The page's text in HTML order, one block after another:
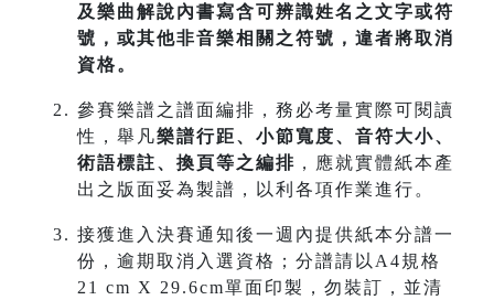
及樂曲解說內書寫含可辨識姓名之文字或符
號，或其他非音樂相關之符號，違者將取消
資格。
參賽樂譜之譜面編排，務必考量實際可閱讀
性，舉凡樂譜行距、小節寬度、音符大小、
術語標註、換頁等之編排 ，應就實體紙本產
出之版面妥為製譜，以利各項作業進行。
接獲進入決賽通知後一週內提供紙本分譜一
份，逾期取消入選資格；分譜請以A4規格
21 cm X 29.6cm單面印製，勿裝訂，並清